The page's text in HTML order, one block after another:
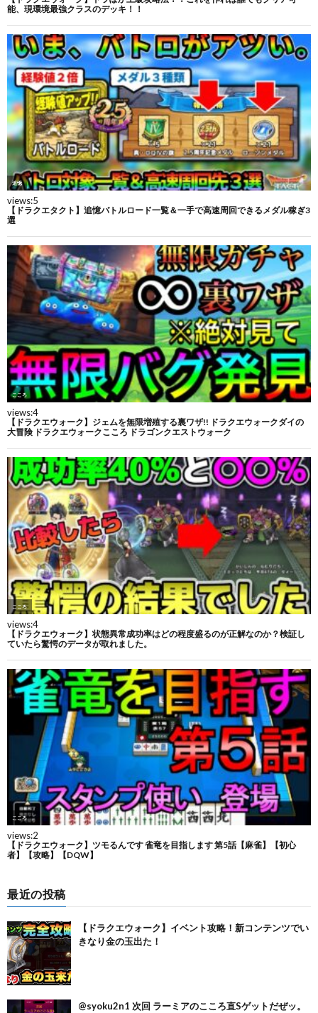
最近の投稿
【ドラクエウォーク】イベント攻略！新コンテンツでい
きなり金の玉出た！
@syoku2n1 次回 ラーミアのこころ直Sゲットだぜッ。